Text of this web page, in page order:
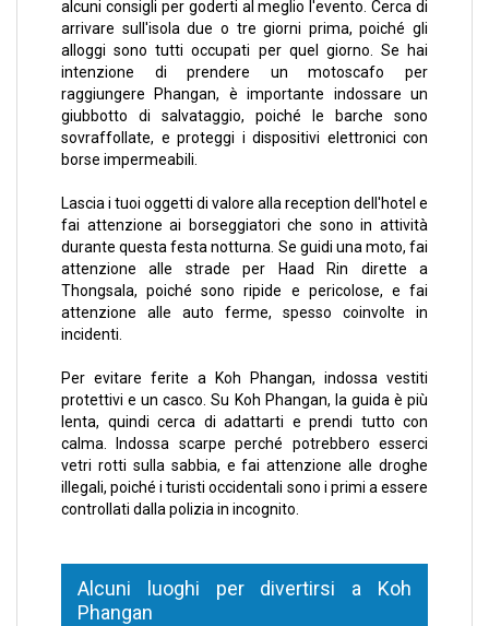
alcuni consigli per goderti al meglio l'evento. Cerca di
arrivare sull'isola due o tre giorni prima, poiché gli
alloggi sono tutti occupati per quel giorno. Se hai
intenzione di prendere un motoscafo per
raggiungere Phangan, è importante indossare un
giubbotto di salvataggio, poiché le barche sono
sovraffollate, e proteggi i dispositivi elettronici con
borse impermeabili.
Lascia i tuoi oggetti di valore alla reception dell'hotel e
fai attenzione ai borseggiatori che sono in attività
durante questa festa notturna. Se guidi una moto, fai
attenzione alle strade per Haad Rin dirette a
Thongsala, poiché sono ripide e pericolose, e fai
attenzione alle auto ferme, spesso coinvolte in
incidenti.
Per evitare ferite a Koh Phangan, indossa vestiti
protettivi e un casco. Su Koh Phangan, la guida è più
lenta, quindi cerca di adattarti e prendi tutto con
calma. Indossa scarpe perché potrebbero esserci
vetri rotti sulla sabbia, e fai attenzione alle droghe
illegali, poiché i turisti occidentali sono i primi a essere
controllati dalla polizia in incognito.
Alcuni luoghi per divertirsi a Koh
Phangan